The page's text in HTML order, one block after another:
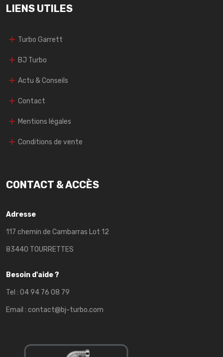
LIENS UTILES
Turbo Garrett
BJ Turbo
Actu & Conseils
Contact
Mentions légales
Conditions de vente
CONTACT & ACCÈS
Adresse
117 chemin de Cambarras Lot 12
83440 TOURRETTES
Besoin d'aide ?
Tel : 04 94 76 08 79
Email : contact@bj-turbo.com